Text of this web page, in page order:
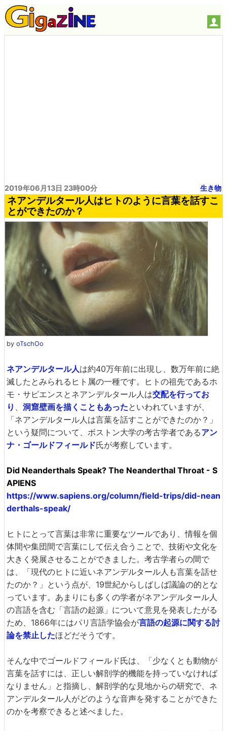
2019年06月13日 23時00分 生き物
ネアンデルタール人はヒトのように言葉を話すこ
とができたのか？
by oTschOo
ネアンデルタール人は約40万年前に出現し、数万年前に絶
滅したとみられるヒト属の一種です。ヒトの祖先であるホ
モ・サピエンスとネアンデルタール人は交配を行ってお
り 、 洞窟壁画を描くこともあったといわれていますが、
「ネアンデルタール人は言葉を話すことができたのか？」
という疑問について、ボストン大学の考古学者であるアン
ナ・ゴールドフィールド氏が考察しています。
Did Neanderthals Speak? The Neanderthal Throat - S
APIENS
https://www.sapiens.org/column/field-trips/did-nean
derthals-speak/
ヒトにとって言葉は非常に重要なツールであり、情報を個
体間や集団間で言葉にして伝え合うことで、技術や文化を
大きく発展させることができました。考古学者らの間で
は、「現代のヒトに近いネアンデルタール人も言葉を話せ
たのか？」という点が、19世紀からしばしば議論の的とな
っています。あまりにも多くの学者がネアンデルタール人
の言語を含む「言語の起源」について意見を発表したがる
ため、1866年にはパリ言語学協会が言語の起源に関する討
論を禁止したほどだそうです。
そんな中でゴールドフィールド氏は、「少なくとも動物が
言葉を話すには、正しい解剖学的機能を持っていなければ
なりません」と指摘し、解剖学的な見地からの研究で、ネ
アンデルタール人がどのような音声を発することができた
のかを考察できると述べました。